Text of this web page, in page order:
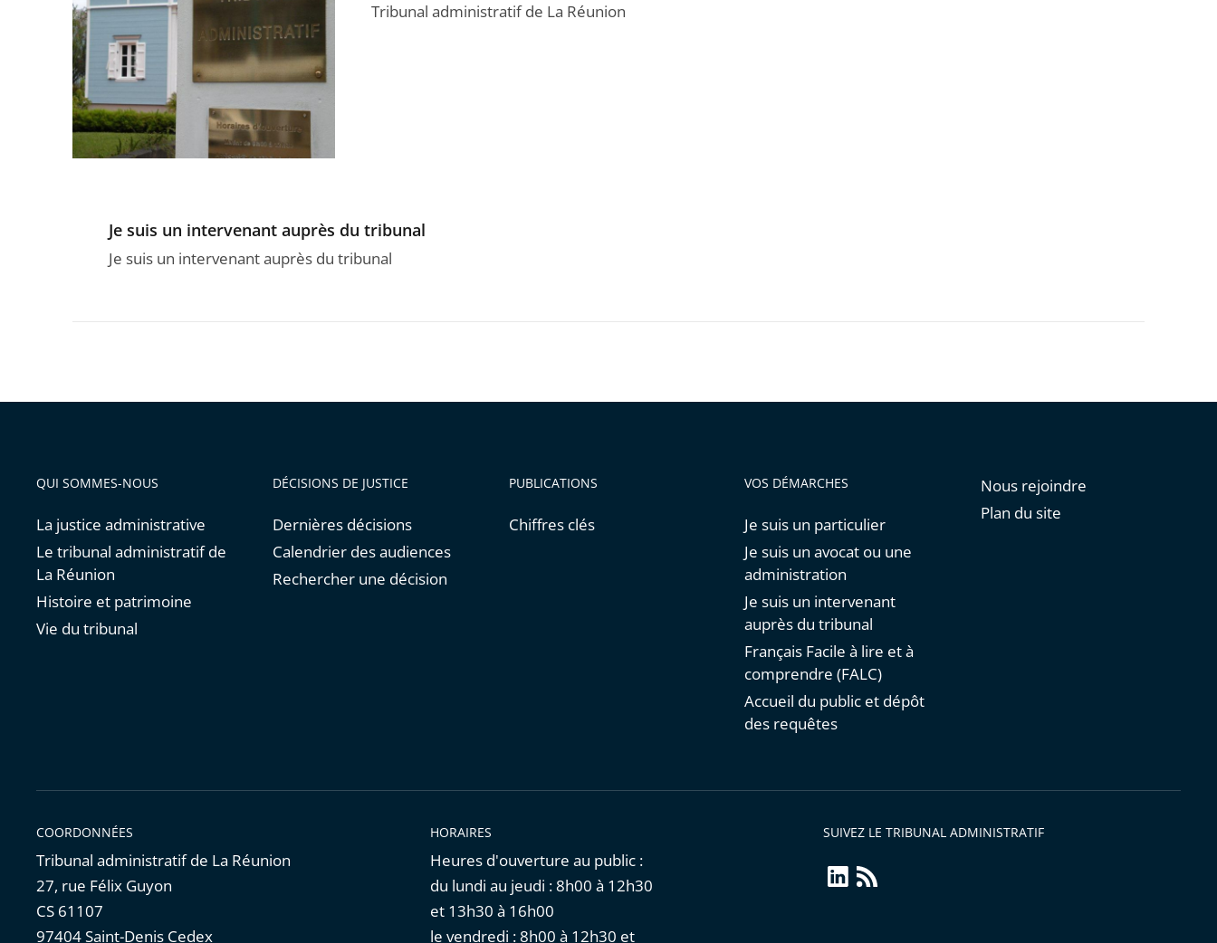
Tribunal administratif de La Réunion
Je suis un intervenant auprès du tribunal
Je suis un intervenant auprès du tribunal
QUI SOMMES-NOUS
La justice administrative
Le tribunal administratif de
La Réunion
Histoire et patrimoine
Vie du tribunal
DÉCISIONS DE JUSTICE
Dernières décisions
Calendrier des audiences
Rechercher une décision
PUBLICATIONS
Chiffres clés
VOS DÉMARCHES
Je suis un particulier
Je suis un avocat ou une
administration
Je suis un intervenant
auprès du tribunal
Français Facile à lire et à
comprendre (FALC)
Accueil du public et dépôt
des requêtes
Nous rejoindre
Plan du site
COORDONNÉES
Tribunal administratif de La Réunion
27, rue Félix Guyon
CS 61107
97404 Saint-Denis Cedex
HORAIRES
Heures d'ouverture au public :
du lundi au jeudi : 8h00 à 12h30
et 13h30 à 16h00
le vendredi : 8h00 à 12h30 et
SUIVEZ LE TRIBUNAL ADMINISTRATIF
linkedin
Flux
RSS